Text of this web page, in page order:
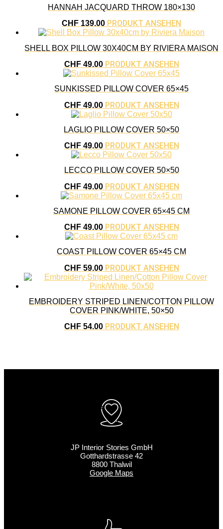
HANNAH JACQUARD THROW 180×130
CHF 139.00 PRODUKT ANSEHEN
SHELL BOX PILLOW 30X40CM BY RIVIERA MAISON
CHF49.00 PRODUKT ANSEHEN
SUNKISSED PILLOW COVER 65×45
CHF49.00 PRODUKT ANSEHEN
LAGLIO PILLOW COVER 50×50
CHF49.00 PRODUKT ANSEHEN
LECCO PILLOW COVER 50×50
CHF49.00 PRODUKT ANSEHEN
SAMONE PILLOW COVER 65×45 CM
CHF49.00 PRODUKT ANSEHEN
COAST PILLOW COVER 65×45 CM
CHF59.00 PRODUKT ANSEHEN
EMBROIDERY STRIPED LINEN/COTTON PILLOW
COVER PINK/WHITE, 50×50
CHF54.00 PRODUKT ANSEHEN
JP Interior Stories GmbH
Gotthardstrasse 42
8800 Thalwil
Google Maps